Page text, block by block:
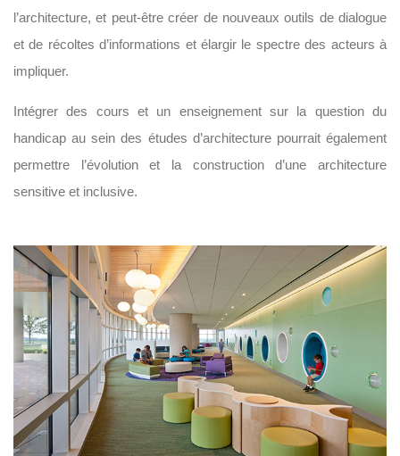
l’architecture, et peut-être créer de nouveaux outils de dialogue
et de récoltes d’informations et élargir le spectre des acteurs à
impliquer.
Intégrer des cours et un enseignement sur la question du
handicap au sein des études d’architecture pourrait également
permettre l’évolution et la construction d’une architecture
sensitive et inclusive.